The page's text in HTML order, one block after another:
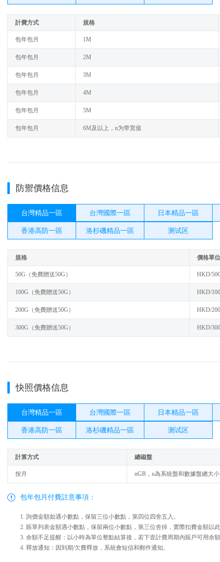
計費方式 規格
包年包月 1M
包年包月 2M
包年包月 3M
包年包月 4M
包年包月 5M
包年包月 6M及以上，n为带宽值
防禦價格信息
台灣精品一區 台灣國際一區 日本精品一區
香港高防一區 洛杉磯精品一區 测试区
規格 價格單位
50G（免費贈送50G） HKD/
100G（免費贈送50G） HKD/
200G（免費贈送50G） HKD/
300G（免費贈送50G） HKD/
快照價格信息
台灣精品一區 台灣國際一區 日本精品一區
香港高防一區 洛杉磯精品一區 测试区
計算方式 總磁盤
按月 nGB，n為系統盤和數據盤總大小
包年包月付費註意事項：
1. 詢價金額如遇小數點，保留三位小數點，第四位四舍五入。
2. 賬單列表金額遇小數點，保留兩位小數點，第三位舍掉，實際扣費金額
3. 余額不足提醒：以小時為單位整點結算後，若下壹計費周期內賬戶可用余
4. 釋放通知：因到期/欠費釋放，系統會短信和郵件通知。